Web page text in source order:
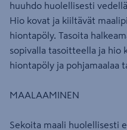
huuhdo huolellisesti
Hio kovat ja kiiltävät
hiontapöly. Tasoita
sopivalla tasoitteella ja hio
hiontapöly ja pohjamaalaa
MAALAAMINEN
Sekoita maali huolellisesti